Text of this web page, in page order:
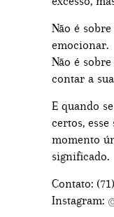
Não é
emocionar.
Não é
contar a
E quando
certos,
momento
significado.
Contato:
Instagram: